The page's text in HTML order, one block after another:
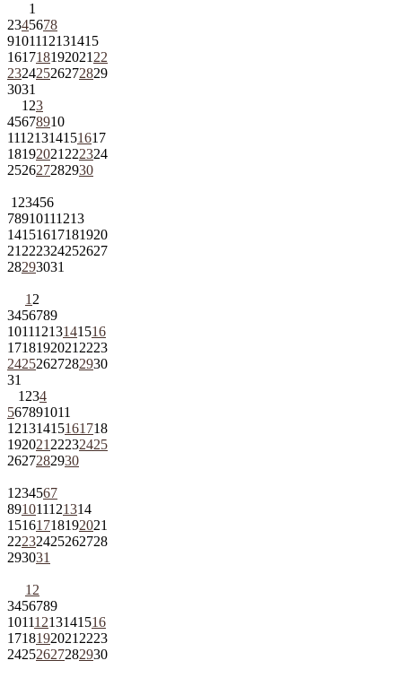
1
2345678
9101112131415
161718192021 22
23242526272829
3031
1 23
45678910
11121314151617
18192021 222324
252627282930
1 23456
78910111213
14151617181920
21 222324252627
28293031
1 2
3456789
10111213141516
1718192021 2223
24252627282930
31
1 234
567891011
12131415161718
192021 22232425
2627282930
1 234567
891011121314
15161718192021
22232425262728
293031
1 2
3456789
10111213141516
1718192021 2223
24252627282930